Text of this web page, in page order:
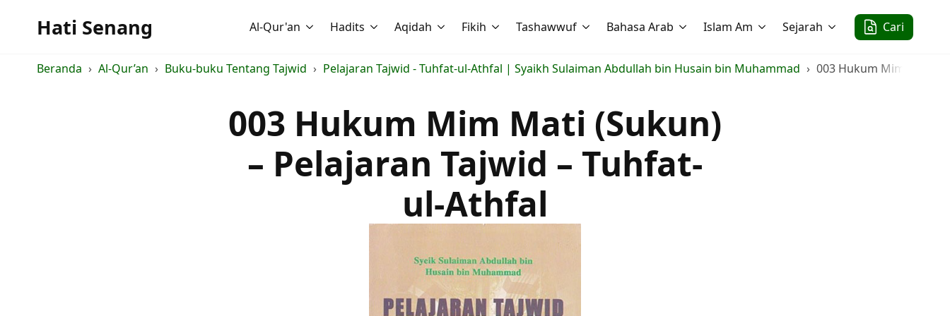
Hati Senang Al-Qur'an Hadits Aqidah Fikih Tashawwuf Bahasa Arab Islam Am Sejarah Cari
Beranda Al-Qur’an Buku-buku Tentang Tajwid Pelajaran Tajwid - Tuhfat-ul-Athfal | Syaikh Sulaiman Abdullah bin Husain bin Muhammad 003 Hukum Mim Mati
003 Hukum Mim Mati (Sukun)
– Pelajaran Tajwid – Tuhfat-
ul-Athfal